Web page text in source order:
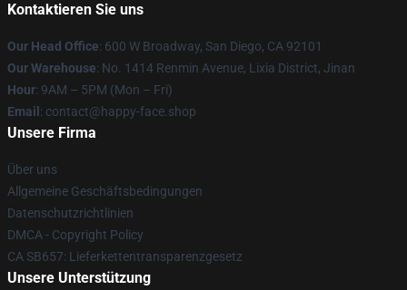
Kontaktieren Sie uns
Our Head Office: 600 W Broadway, San Diego, CA 92101
Our Warehouse: No. 1414 Renmin Avenue, Lixia District, Jinan
Hour: 9AM – 5PM (Mon – Fri)
Email : contact@happy-face.shop
Unsere Firma
Über uns
Allgemeine Geschäftsbedingungen
Datenschutzrichtlinien
DMCA - Copyright Policy
CA SB657: Lieferkettentransparenzgesetz
Unsere Unterstützung